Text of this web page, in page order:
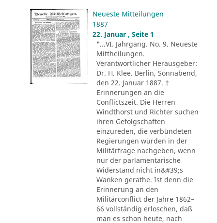
Neueste Mitteilungen
1887
22. Januar , Seite 1
"...VI. Jahrgang. No. 9. Neueste
Mittheilungen.
Verantwortlicher Herausgeber:
Dr. H. Klee. Berlin, Sonnabend,
den 22. Januar 1887. †
Erinnerungen an die
Conflictszeit. Die Herren
Windthorst und Richter suchen
ihren Gefolgschaften
einzureden, die verbündeten
Regierungen würden in der
Militärfrage nachgeben, wenn
nur der parlamentarische
Widerstand nicht in&#39;s
Wanken gerathe. Ist denn die
Erinnerung an den
Militärconflict der Jahre 1862–
66 vollständig erloschen, daß
man es schon heute, nach